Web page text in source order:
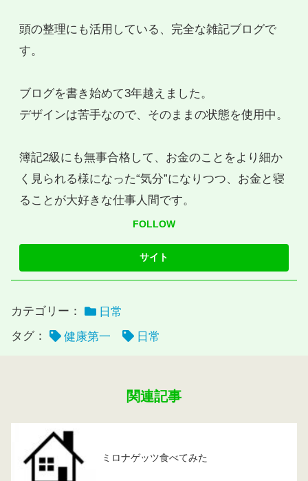
頭の整理にも活用している、完全な雑記ブログで
す。
ブログを書き始めて3年越えました。
デザインは苦手なので、そのままの状態を使用中。
簿記2級にも無事合格して、お金のことをより細か
く見られる様になった“気分”になりつつ、お金と寝
ることが大好きな仕事人間です。
FOLLOW
カテゴリー：
日常
タグ：
健康第一 日常
関連記事
ミロナゲッツ食べてみた